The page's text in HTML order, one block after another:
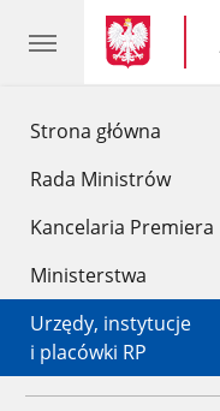
Strona główna
Rada Ministrów
Kancelaria Premiera
Ministerstwa
Urzędy, instytucje
i placówki RP